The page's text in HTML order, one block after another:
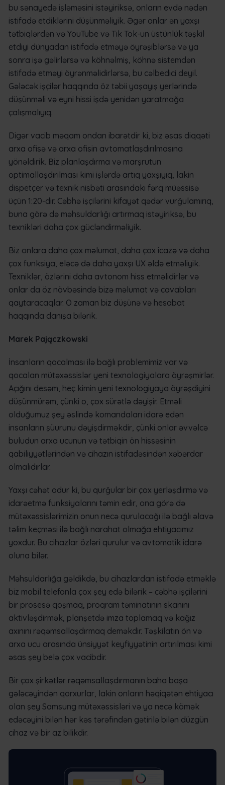
bu sənayedə işləməsini istəyiriksə, onların evdə nədən
istifadə etdiklərini düşünməliyik. Əgər onlar ən yaxşı
tətbiqlərdən və YouTube və Tik Tok-un üstünlük təşkil
etdiyi dünyadan istifadə etməyə öyrəşiblərsə və ya
sonra işə gəlirlərsə və köhnəlmiş, köhnə sistemdən
istifadə etməyi öyrənməlidirlərsə, bu cəlbedici deyil.
Gələcək işçilər haqqında öz təbii yaşayış yerlərində
düşünməli və eyni hissi işdə yenidən yaratmağa
çalışmalıyıq.
Digər vacib məqam ondan ibarətdir ki, biz əsas diqqəti
arxa ofisə və arxa ofisin avtomatlaşdırılmasına
yönəldirik. Biz planlaşdırma və marşrutun
optimallaşdırılması kimi işlərdə artıq yaxşıyıq, lakin
dispetçer və texnik nisbəti arasındakı fərq müəssisə
üçün 1:20-dir. Cəbhə işçilərini kifayət qədər vurğulamırıq,
buna görə də məhsuldarlığı artırmaq istəyiriksə, bu
texnikləri daha çox gücləndirməliyik.
Biz onlara daha çox məlumat, daha çox icazə və daha
çox funksiya, eləcə də daha yaxşı UX əldə etməliyik.
Texniklər, özlərini daha avtonom hiss etməlidirlər və
onlar da öz növbəsində bizə məlumat və cavabları
qaytaracaqlar. O zaman biz düşünə və hesabat
haqqında danışa bilərik.
Marek Pajączkowski
İnsanların qocalması ilə bağlı problemimiz var və
qocalan mütəxəssislər yeni texnologiyalara öyrəşmirlər.
Açığını desəm, heç kimin yeni texnologiyaya öyrəşdiyini
düşünmürəm, çünki o, çox sürətlə dəyişir. Etməli
olduğumuz şey əslində komandaları idarə edən
insanların şüurunu dəyişdirməkdir, çünki onlar əvvəlcə
buludun arxa ucunun və tətbiqin ön hissəsinin
qabiliyyətlərindən və cihazın istifadəsindən xəbərdar
olmalıdırlar.
Yaxşı cəhət odur ki, bu qurğular bir çox yerləşdirmə və
idarəetmə funksiyalarını təmin edir, ona görə də
mütəxəssislərimizin onun necə qurulacağı ilə bağlı əlavə
təlim keçməsi ilə bağlı narahat olmağa ehtiyacımız
yoxdur. Bu cihazlar özləri qurulur və avtomatik idarə
oluna bilər.
Məhsuldarlığa gəldikdə, bu cihazlardan istifadə etməklə
biz mobil telefonla çox şey edə bilərik – cəbhə işçilərini
bir prosesə qoşmaq, proqram təminatının skanını
aktivləşdirmək, planşetdə imza toplamaq və kağız
axınını rəqəmsallaşdırmaq deməkdir. Təşkilatın ön və
arxa ucu arasında ünsiyyət keyfiyyətinin artırılması kimi
əsas şey belə çox vacibdir.
Bir çox şirkətlər rəqəmsallaşdırmanın baha başa
gələcəyindən qorxurlar, lakin onların həqiqətən ehtiyacı
olan şey Samsung mütəxəssisləri və ya necə kömək
edəcəyini bilən hər kəs tərəfindən gətirilə bilən düzgün
cihaz və bir az bilikdir.